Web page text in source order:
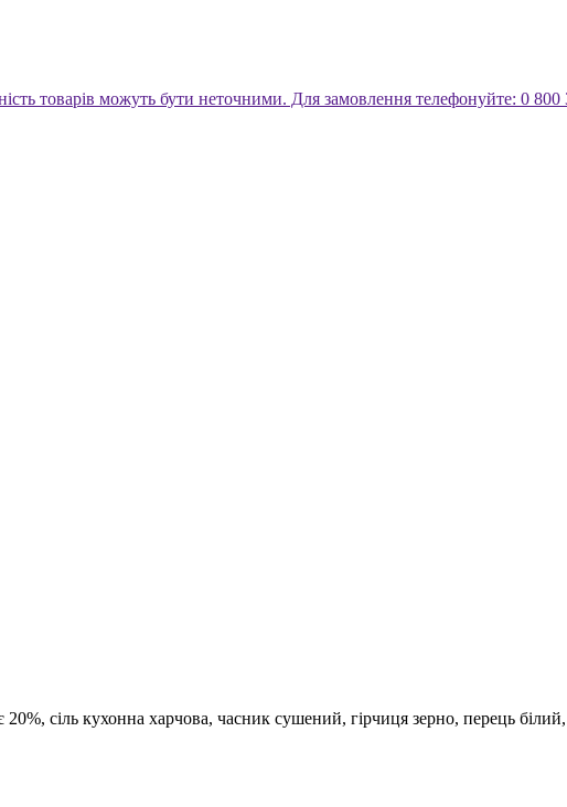
товарів можуть бути неточними. Для замовлення телефонуйте: 0 800
сіль кухонна харчова, часник сушений, гірчиця зерно, перець